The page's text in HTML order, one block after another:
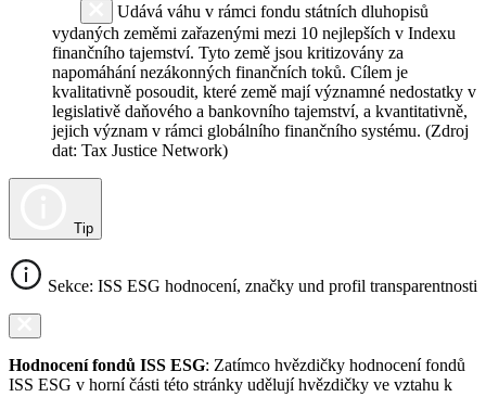
Udává váhu v rámci fondu státních dluhopisů
vydaných zeměmi zařazenými mezi 10 nejlepších v Indexu
finančního tajemství. Tyto země jsou kritizovány za
napomáhání nezákonných finančních toků. Cílem je
kvalitativně posoudit, které země mají významné nedostatky v
legislativě daňového a bankovního tajemství, a kvantitativně,
jejich význam v rámci globálního finančního systému. (Zdroj
dat: Tax Justice Network)
Tip
Sekce: ISS ESG hodnocení, značky und profil transparentnosti
Hodnocení fondů ISS ESG: Zatímco hvězdičky hodnocení fondů
ISS ESG v horní části této stránky udělují hvězdičky ve vztahu k